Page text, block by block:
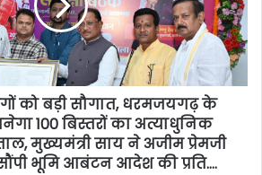
को बड़ी सौगात, धरमजयगढ़ के
100 बिस्तरों का अत्याधुनिक
मुख्यमंत्री साय ने अजीम प्रेमजी
भूमि आबंटन आदेश की प्रति….